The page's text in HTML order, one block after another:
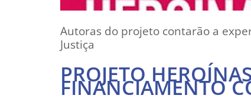
Autoras do projeto contarão a
Justiça
PROJETO
FINANCIAMENTO